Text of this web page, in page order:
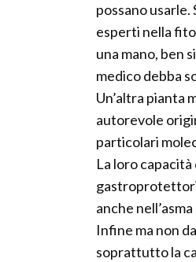
possano
esperti nella
una mano, ben
medico debba
Un’altra pianta
autorevole
particolari
La loro
gastroprotettori
anche
Infine ma non
soprattutto la